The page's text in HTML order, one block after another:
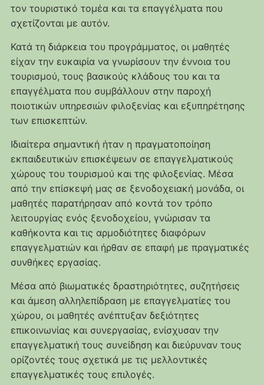
τον τουριστικό τομέα και τα επαγγέλματα που
σχετίζονται με αυτόν.
Κατά τη διάρκεια του προγράμματος, οι μαθητές
είχαν την ευκαιρία να γνωρίσουν την έννοια του
τουρισμού, τους βασικούς κλάδους του και τα
επαγγέλματα που συμβάλλουν στην παροχή
ποιοτικών υπηρεσιών φιλοξενίας και εξυπηρέτησης
των επισκεπτών.
Ιδιαίτερα σημαντική ήταν η πραγματοποίηση
εκπαιδευτικών επισκέψεων σε επαγγελματικούς
χώρους του τουρισμού και της φιλοξενίας. Μέσα
από την επίσκεψή μας σε ξενοδοχειακή μονάδα, οι
μαθητές παρατήρησαν από κοντά τον τρόπο
λειτουργίας ενός ξενοδοχείου, γνώρισαν τα
καθήκοντα και τις αρμοδιότητες διαφόρων
επαγγελματιών και ήρθαν σε επαφή με πραγματικές
συνθήκες εργασίας.
Μέσα από βιωματικές δραστηριότητες, συζητήσεις
και άμεση αλληλεπίδραση με επαγγελματίες του
χώρου, οι μαθητές ανέπτυξαν δεξιότητες
επικοινωνίας και συνεργασίας, ενίσχυσαν την
επαγγελματική τους συνείδηση και διεύρυναν τους
ορίζοντές τους σχετικά με τις μελλοντικές
επαγγελματικές τους επιλογές.